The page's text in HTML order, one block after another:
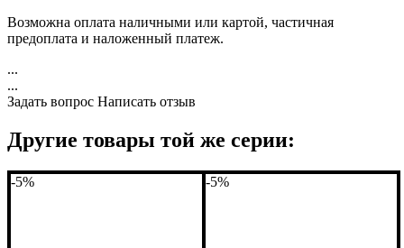
Возможна оплата наличными или картой, частичная
предоплата и наложенный платеж.
...
...
Задать вопрос Написать отзыв
Другие товары той же серии:
-5% -5%